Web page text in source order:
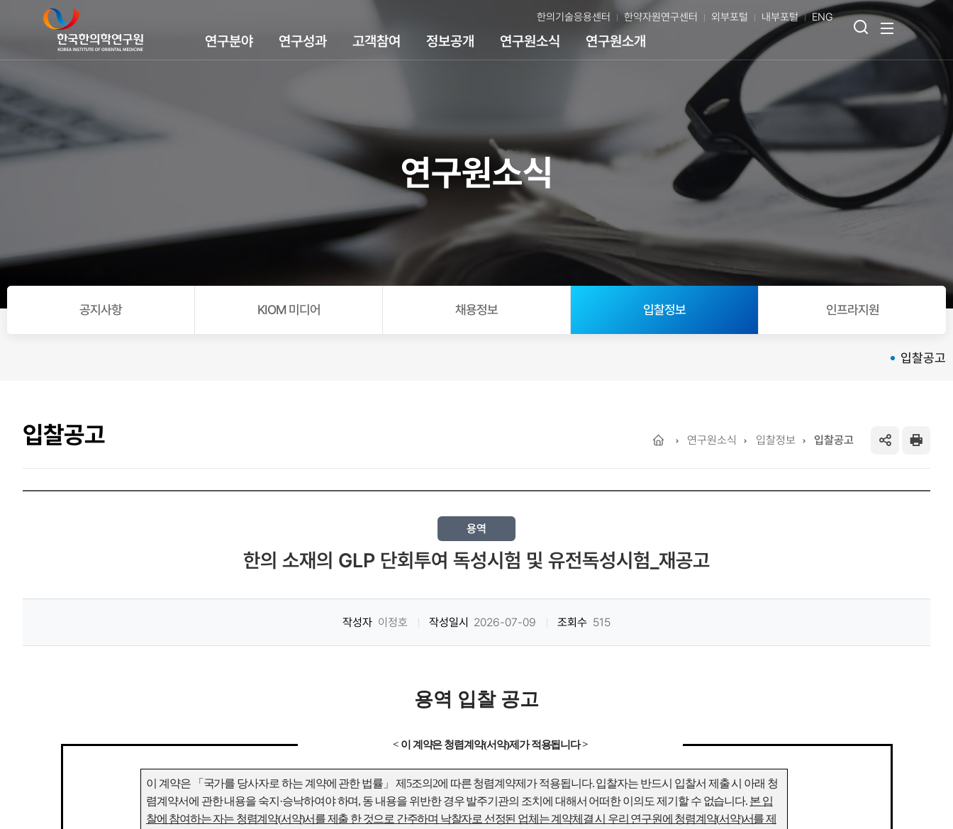
연구분야 연구성과 고객참여 정보공개 연구원소식 연구원소개
한의기술응용센터 한약자원연구센터 외부포털 내부포털 ENG
열
전
체
메
보
연구원소식
공지사항 KIOM 미디어 채용정보 입찰정보
입찰공고
인프라지원
입찰공고 Home연구원소식 입찰정보 입찰공고
공 린
용역
한의 소재의 GLP 단회투여 독성시험 및 유전독성시험_재공고
작성자 이정호 작성일시 2026-07-09 조회수 515
용역 입찰 공고
< 이 계약은 청렴계약(서약)제가 적용됩니다>
이 계약은 「 국가를 당사자로 하는 계약에 관한 법률 」제 5조의 2에 따른 청렴계약제가 적용됩니다.입찰자는 반드시 입찰서 제출 시 아래 청
렴계약서에 관한 내용을 숙지 ·승낙하여야 하며, 동 내용을 위반한 경우 발주기관의 조치에 대해서 어떠한 이의도 제기할 수 없습니다. 본 입
찰에 참여하는 자는 청렴계약(서약)서를 제출 한 것으로 간주하며 낙찰자로 선정된 업체는 계약체결 시 우리 연구원에 청렴계약(서약)서를 제